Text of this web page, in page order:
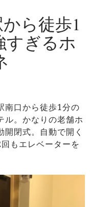
ら徒歩1
すぎるホ
南口から徒歩1分の
ル。かなりの老舗ホ
閉式。自動で開く
もエレベーターを